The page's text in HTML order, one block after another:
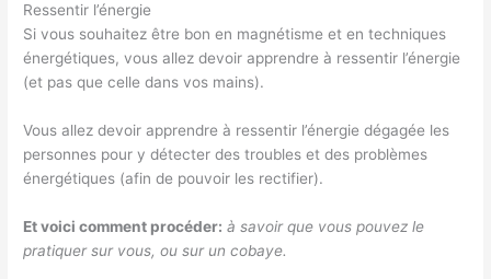
Ressentir l’énergie
Si vous souhaitez être bon en magnétisme et en techniques
énergétiques, vous allez devoir apprendre à ressentir l’énergie
(et pas que celle dans vos mains).
Vous allez devoir apprendre à ressentir l’énergie dégagée les
personnes pour y détecter des troubles et des problèmes
énergétiques (afin de pouvoir les rectifier).
Et voici comment procéder: à savoir que vous pouvez le
pratiquer sur vous, ou sur un cobaye.